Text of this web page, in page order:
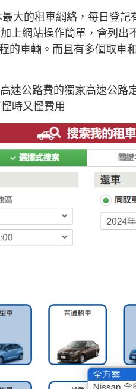
大的租車網絡，每日登記
上網站操作簡單，會列出
的車輛。而且有多個取車
速公路費的獨家高速公路
時又慳費用